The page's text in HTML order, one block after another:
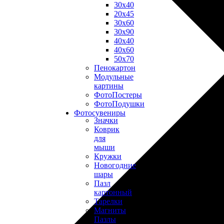
30х40
20х45
30х60
30х90
40х40
40х60
50х70
Пенокартон
Модульные
картины
ФотоПостеры
ФотоПодушки
Фотоcувениры
Значки
Коврик
для
мыши
Кружки
Новогодние
шары
Пазл
картонный
Тарелки
Магниты
Пазлы